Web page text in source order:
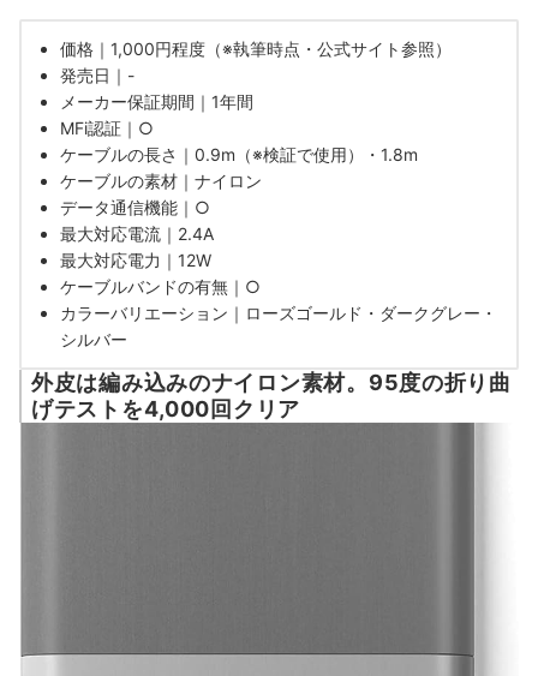
価格｜1,000円程度（※執筆時点・公式サイト参照）
発売日｜-
メーカー保証期間｜1年間
MFi認証｜○
ケーブルの長さ｜0.9m（※検証で使用）・1.8m
ケーブルの素材｜ナイロン
データ通信機能｜○
最大対応電流｜2.4A
最大対応電力｜12W
ケーブルバンドの有無｜○
カラーバリエーション｜ローズゴールド・ダークグレー・
シルバー
外皮は編み込みのナイロン素材。95度の折り曲
げテストを4,000回クリア